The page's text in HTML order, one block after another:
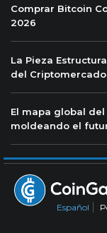
Comprar Bitcoin
2026
La Pieza
del
El mapa global
moldeando el
Español